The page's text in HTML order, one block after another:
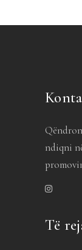
ndiqni
Të